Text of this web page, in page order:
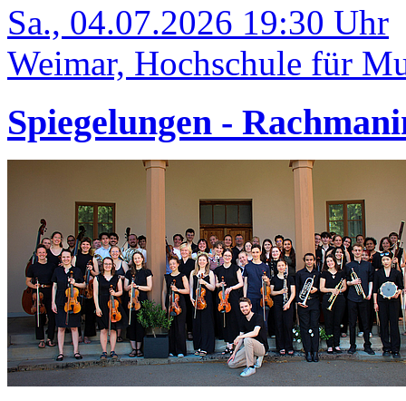
Sa., 04.07.2026 19:30 Uhr
Weimar, Hochschule für
Spiegelungen -